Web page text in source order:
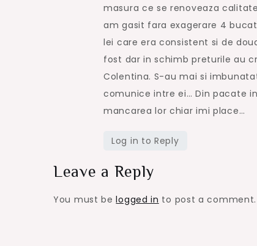
masura ce se renoveaza
am gasit fara exagerare 4
lei care era consistent si de
fost dar in schimb preturile au
Colentina. S-au mai si
comunice intre ei… Din pacate
mancarea lor chiar imi place…
Log in to Reply
Leave a Reply
You must belogged in to post a comment.